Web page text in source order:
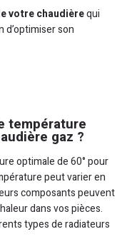
votre chaudièrequi
son
température
gaz ?
optimale de 60° pour
peut varier en
composants peuvent
dans vos pièces.
types de radiateurs